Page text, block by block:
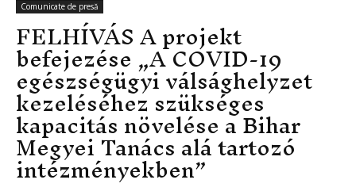
Comunicate de presă
FELHÍVÁS A projekt
befejezése „A COVID-19
egészségügyi válsághelyzet
kezeléséhez szükséges
kapacitás növelése a Bihar
Megyei Tanács alá tartozó
intézményekben”